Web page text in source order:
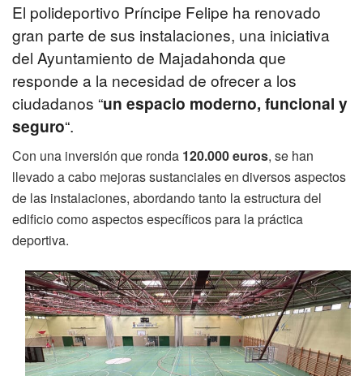
El polideportivo Príncipe Felipe ha renovado
gran parte de sus instalaciones, una iniciativa
del Ayuntamiento de Majadahonda que
responde a la necesidad de ofrecer a los
ciudadanos “un espacio moderno, funcional y
seguro“.
Con una inversión que ronda 120.000 euros, se han
llevado a cabo mejoras sustanciales en diversos aspectos
de las instalaciones, abordando tanto la estructura del
edificio como aspectos específicos para la práctica
deportiva.